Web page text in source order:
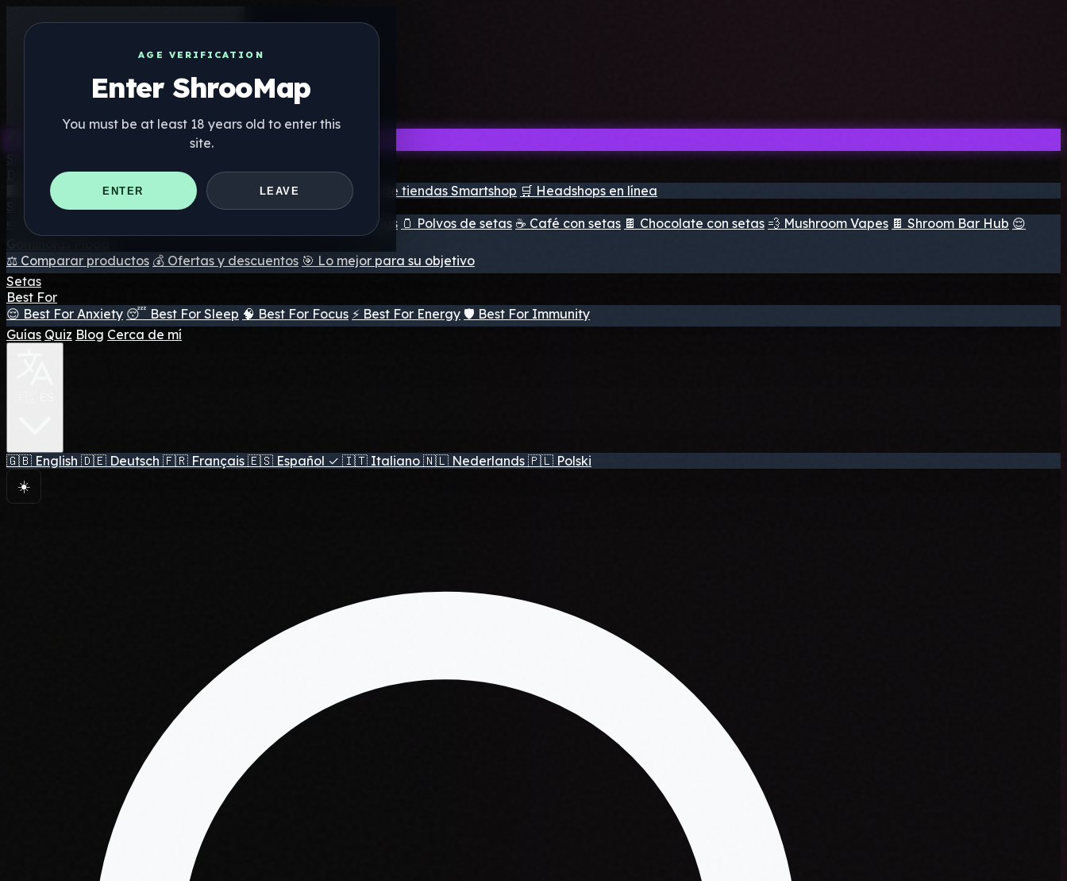
AGE VERIFICATION
Enter ShrooMap
You must be at least 18 years old to enter this
site.
ENTER LEAVE
Directorio
🏢 Directorio de marcas
📍 Buscador de tiendas 🔮 Buscador de tiendas Smartshop 🛒 Headshops en línea
Suplementos
🍬 Gominolas de setas
💧 Tinturas de setas 🫙 Polvos de setas ☕ Café con setas 🍫 Chocolate con setas 💨 Mushroom Vapes 🍫 Shroom Bar Hub 😌
⚖️ Comparar productos 💰 Ofertas y descuentos 🎯 Lo mejor para su objetivo
Setas
Best For
😌 Best For Anxiety 😴 Best For Sleep 🧠 Best For Focus ⚡ Best For Energy 🛡️ Best For Immunity
Guías Quiz Blog Cerca de mí
🇬🇧 English 🇩🇪 Deutsch 🇫🇷 Français 🇪🇸 Español ✓ 🇮🇹 Italiano 🇳🇱 Nederlands 🇵🇱 Polski
☀️